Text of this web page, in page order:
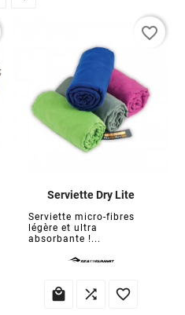
Serviette Dry Lite
Serviette micro-fibres
légère et ultra
absorbante !...
  
favorite_border